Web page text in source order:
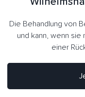
Die Behandlung von
und kann, wenn sie
einer